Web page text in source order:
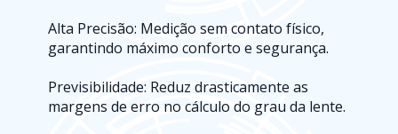
Alta Precisão: Medição sem contato físico,
garantindo máximo conforto e segurança.
Previsibilidade: Reduz drasticamente as
margens de erro no cálculo do grau da lente.